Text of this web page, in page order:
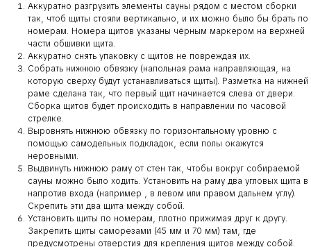
Аккуратно разгрузить элементы сауны рядом с местом сборки
так, чтоб щиты стояли вертикально, и их можно было бы брать по
номерам. Номера щитов указаны чёрным маркером на верхней
части обшивки щита.
Аккуратно снять упаковку с щитов не повреждая их.
Собрать нижнюю обвязку (напольная рама направляющая, на
которую сверху будут устанавливаться щиты). Разметка на нижней
раме сделана так, что первый щит начинается слева от двери.
Сборка щитов будет происходить в направлении по часовой
стрелке.
Выровнять нижнюю обвязку по горизонтальному уровню с
помощью самодельных подкладок, если полы окажутся
неровными.
Выдвинуть нижнюю раму от стен так, чтобы вокруг собираемой
сауны можно было ходить. Установить на раму два угловых щита в
напротив входа (например , в левом или правом дальнем углу).
Скрепить эти два щита между собой.
Установить щиты по номерам, плотно прижимая друг к другу.
Закрепить щиты саморезами (45 мм и 70 мм) там, где
предусмотрены отверстия для крепления щитов между собой.